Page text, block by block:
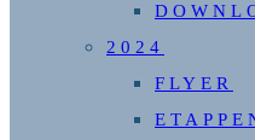
2024
FLYER